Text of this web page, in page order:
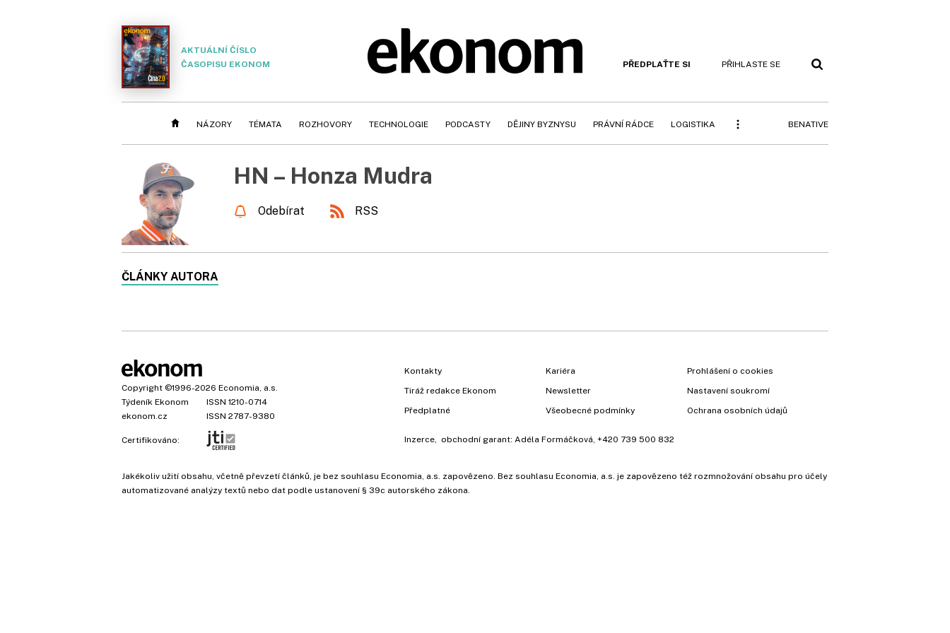
AKTUÁLNÍ ČÍSLO
ČASOPISU EKONOM
PŘEDPLAŤTE SI PŘIHLASTE SE
NÁZORY TÉMATA ROZHOVORY TECHNOLOGIE PODCASTY DĚJINY BYZNYSU PRÁVNÍ RÁDCE LOGISTIKA BENATIVE
HN – Honza Mudra
Odebírat RSS
ČLÁNKY AUTORA
Copyright ©1996-2026 Economia, a.s.
Týdeník Ekonom
ISSN 1210-0714
ekonom.cz
ISSN 2787-9380
Certifikováno:
Kontakty
Tiráž redakce Ekonom
Předplatné
Kariéra
Newsletter
Všeobecné podmínky
Prohlášení o cookies
Nastavení soukromí
Ochrana osobních údajů
Inzerce , obchodní garant: Adéla Formáčková +420 739 500 832
Jakékoliv užití obsahu, včetně převzetí článků, je bez souhlasu Economia, a.s. zapovězeno. Bez souhlasu Economia, a.s. je zapovězeno též rozmnožování obsahu pro účely
automatizované analýzy textů nebo dat podle ustanovení § 39c autorského zákona.